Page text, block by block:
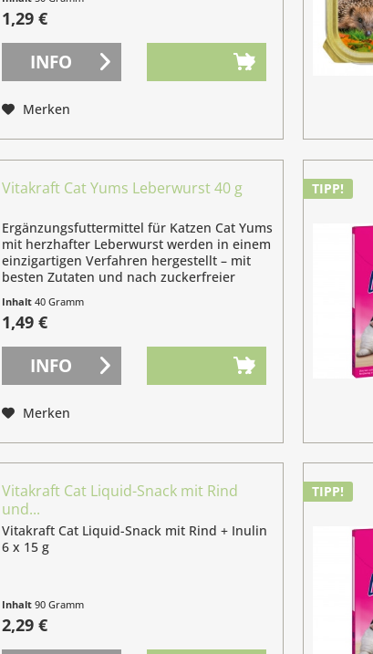
(2,58 € / 100 Gramm)
1,29 €
INFO
Merken
Vitakraft Cat Yums Leberwurst 40 g
Ergänzungsfuttermittel für Katzen Cat Yums
mit herzhafter Leberwurst werden in einem
einzigartigen Verfahren hergestellt – mit
besten Zutaten und nach zuckerfreier
Häppchen ist köstlich gefüllt und...
Inhalt40 Gramm
(3,73 € / 100 Gramm)
1,49 €
INFO
Merken
TIPP!
Vitakraft Cat Liquid-Snack mit Rind
und...
Vitakraft Cat Liquid-Snack mit Rind + Inulin
6 x 15 g
Inhalt90 Gramm
(2,54 € / 100 Gramm)
2,29 €
TIPP!